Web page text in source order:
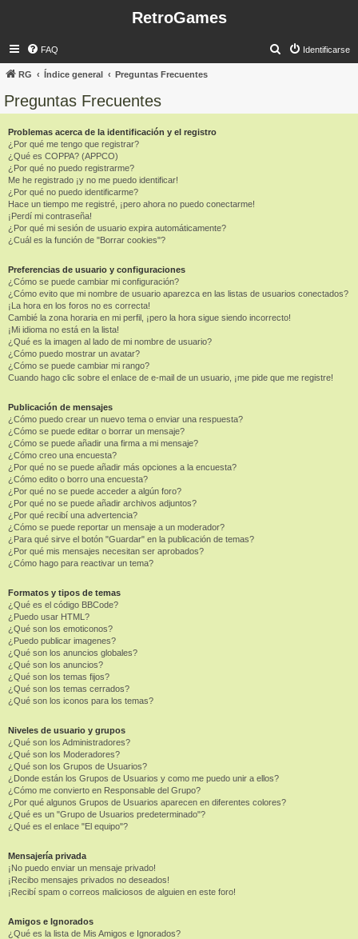
RetroGames
FAQ Identificarse
RG Índice general Preguntas Frecuentes
Preguntas Frecuentes
Problemas acerca de la identificación y el registro
¿Por qué me tengo que registrar?
¿Qué es COPPA? (APPCO)
¿Por qué no puedo registrarme?
Me he registrado ¡y no me puedo identificar!
¿Por qué no puedo identificarme?
Hace un tiempo me registré, ¡pero ahora no puedo conectarme!
¡Perdí mi contraseña!
¿Por qué mi sesión de usuario expira automáticamente?
¿Cuál es la función de "Borrar cookies"?
Preferencias de usuario y configuraciones
¿Cómo se puede cambiar mi configuración?
¿Cómo evito que mi nombre de usuario aparezca en las listas de usuarios conectados?
¡La hora en los foros no es correcta!
Cambié la zona horaria en mi perfil, ¡pero la hora sigue siendo incorrecto!
¡Mi idioma no está en la lista!
¿Qué es la imagen al lado de mi nombre de usuario?
¿Cómo puedo mostrar un avatar?
¿Cómo se puede cambiar mi rango?
Cuando hago clic sobre el enlace de e-mail de un usuario, ¡me pide que me registre!
Publicación de mensajes
¿Cómo puedo crear un nuevo tema o enviar una respuesta?
¿Cómo se puede editar o borrar un mensaje?
¿Cómo se puede añadir una firma a mi mensaje?
¿Cómo creo una encuesta?
¿Por qué no se puede añadir más opciones a la encuesta?
¿Cómo edito o borro una encuesta?
¿Por qué no se puede acceder a algún foro?
¿Por qué no se puede añadir archivos adjuntos?
¿Por qué recibí una advertencia?
¿Cómo se puede reportar un mensaje a un moderador?
¿Para qué sirve el botón "Guardar" en la publicación de temas?
¿Por qué mis mensajes necesitan ser aprobados?
¿Cómo hago para reactivar un tema?
Formatos y tipos de temas
¿Qué es el código BBCode?
¿Puedo usar HTML?
¿Qué son los emoticonos?
¿Puedo publicar imagenes?
¿Qué son los anuncios globales?
¿Qué son los anuncios?
¿Qué son los temas fijos?
¿Qué son los temas cerrados?
¿Qué son los iconos para los temas?
Niveles de usuario y grupos
¿Qué son los Administradores?
¿Qué son los Moderadores?
¿Qué son los Grupos de Usuarios?
¿Donde están los Grupos de Usuarios y como me puedo unir a ellos?
¿Cómo me convierto en Responsable del Grupo?
¿Por qué algunos Grupos de Usuarios aparecen en diferentes colores?
¿Qué es un "Grupo de Usuarios predeterminado"?
¿Qué es el enlace "El equipo"?
Mensajería privada
¡No puedo enviar un mensaje privado!
¡Recibo mensajes privados no deseados!
¡Recibí spam o correos maliciosos de alguien en este foro!
Amigos e Ignorados
¿Qué es la lista de Mis Amigos e Ignorados?